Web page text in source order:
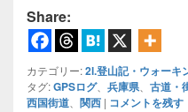
み
中…
Share:
カテゴリー:2l.登山記・ウォーキ
タグ:GPSログ、 兵庫県 古道・
西国街道 関西 | コメントを残す